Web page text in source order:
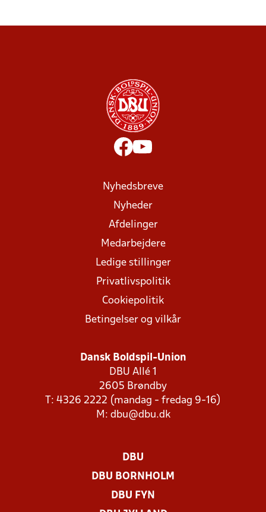
Nyhedsbreve
Nyheder
Afdelinger
Medarbejdere
Ledige stillinger
Privatlivspolitik
Cookiepolitik
Betingelser og vilkår
Dansk Boldspil-Union
DBU Allé 1
2605 Brøndby
T: 4326 2222 (mandag - fredag 9-16)
M: dbu@dbu.dk
DBU
DBU BORNHOLM
DBU FYN